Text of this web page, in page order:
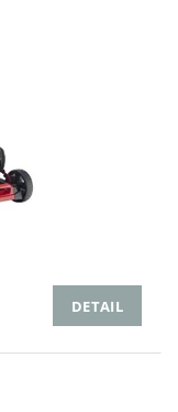
DETAIL